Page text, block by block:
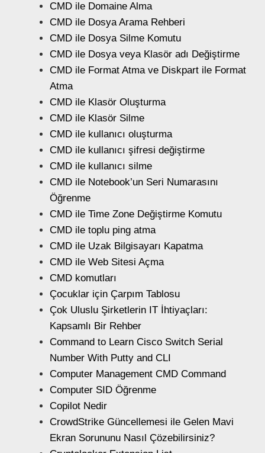
CMD ile Domaine Alma
CMD ile Dosya Arama Rehberi
CMD ile Dosya Silme Komutu
CMD ile Dosya veya Klasör adı Değiştirme
CMD ile Format Atma ve Diskpart ile Format
Atma
CMD ile Klasör Oluşturma
CMD ile Klasör Silme
CMD ile kullanıcı oluşturma
CMD ile kullanıcı şifresi değiştirme
CMD ile kullanıcı silme
CMD ile Notebook’un Seri Numarasını
Öğrenme
CMD ile Time Zone Değiştirme Komutu
CMD ile toplu ping atma
CMD ile Uzak Bilgisayarı Kapatma
CMD ile Web Sitesi Açma
CMD komutları
Çocuklar için Çarpım Tablosu
Çok Uluslu Şirketlerin IT İhtiyaçları:
Kapsamlı Bir Rehber
Command to Learn Cisco Switch Serial
Number With Putty and CLI
Computer Management CMD Command
Computer SID Öğrenme
Copilot Nedir
CrowdStrike Güncellemesi ile Gelen Mavi
Ekran Sorununu Nasıl Çözebilirsiniz?